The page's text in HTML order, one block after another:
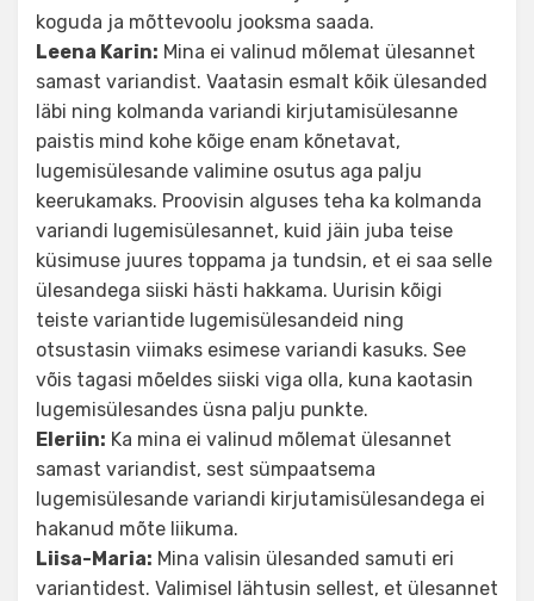
koguda ja mõttevoolu jooksma saada.
Leena Karin: Mina ei valinud mõlemat ülesannet
samast variandist. Vaatasin esmalt kõik ülesanded
läbi ning kolmanda variandi kirjutamisülesanne
paistis mind kohe kõige enam kõnetavat,
lugemisülesande valimine osutus aga palju
keerukamaks. Proovisin alguses teha ka kolmanda
variandi lugemisülesannet, kuid jäin juba teise
küsimuse juures toppama ja tundsin, et ei saa selle
ülesandega siiski hästi hakkama. Uurisin kõigi
teiste variantide lugemisülesandeid ning
otsustasin viimaks esimese variandi kasuks. See
võis tagasi mõeldes siiski viga olla, kuna kaotasin
lugemisülesandes üsna palju punkte.
Eleriin: Ka mina ei valinud mõlemat ülesannet
samast variandist, sest sümpaatsema
lugemisülesande variandi kirjutamisülesandega ei
hakanud mõte liikuma.
Liisa-Maria: Mina valisin ülesanded samuti eri
variantidest. Valimisel lähtusin sellest, et ülesannet